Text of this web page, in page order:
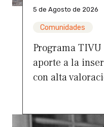
5 de Agosto de 2026
Comunidades
Programa
aporte a la
con alta